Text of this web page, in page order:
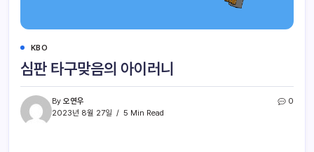
KBO
심판 타구맞음의 아이러니
By 오연우
2023년 8월 27일
5 Min Read
0